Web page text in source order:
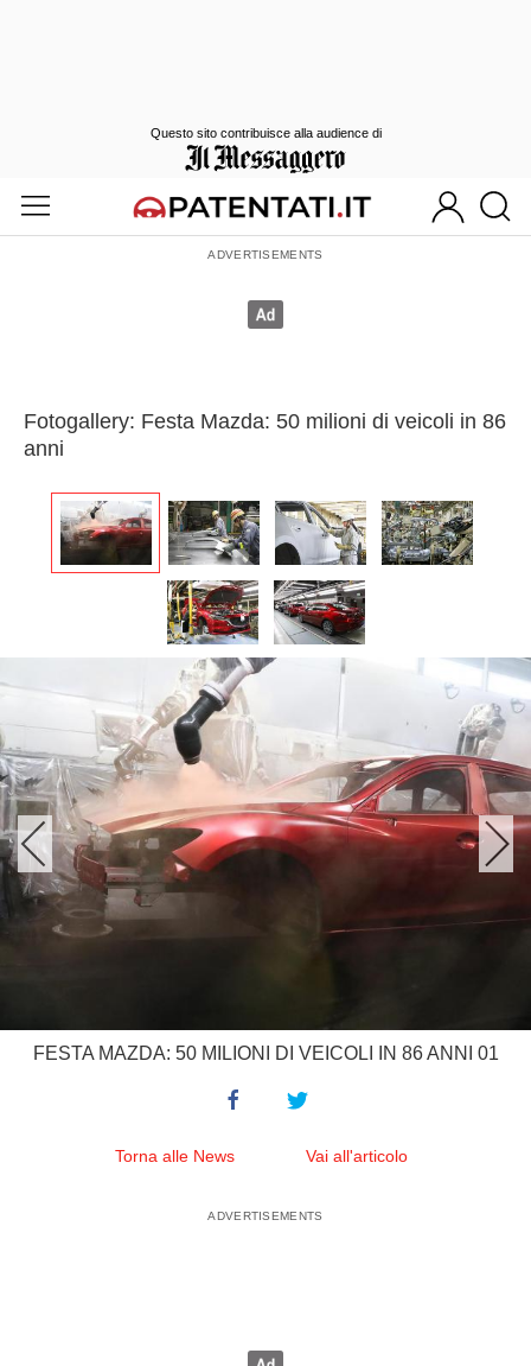
Fotogallery: Festa Mazda: 50 milioni di veicoli in 86
anni
FESTA MAZDA: 50 MILIONI DI VEICOLI IN 86 ANNI 01
Torna alle News Vai all'articolo
Questo sito contribuisce alla audience di